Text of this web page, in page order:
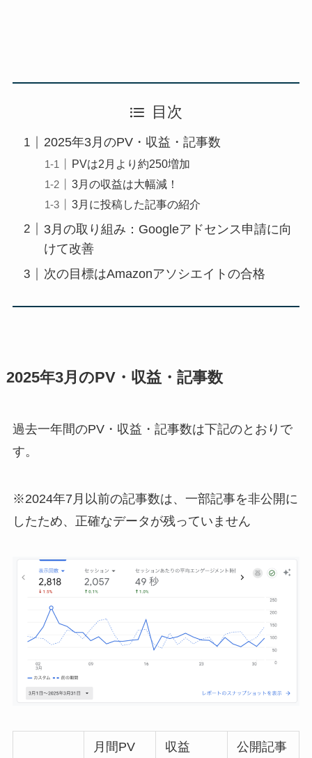
目次
2025年3月のPV・収益・記事数
PVは2月より約250増加
3月の収益は大幅減！
3月に投稿した記事の紹介
3月の取り組み：Googleアドセンス申請に向
けて改善
次の目標はAmazonアソシエイトの合格
2025年3月のPV・収益・記事数
過去一年間のPV・収益・記事数は下記のとおりで
す。
※2024年7月以前の記事数は、一部記事を非公開に
したため、正確なデータが残っていません
月間PV
収益
公開記事